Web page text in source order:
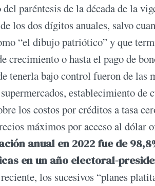
del paréntesis de la década de la
los dos dígitos anuales, salvo
“el dibujo patriótico” y que
crecimiento o hasta el pago de
tenerla bajo control fueron de las
establecimiento de
los costos por créditos a tasa
máximos por acceso al dólar
anual en 2022 fue de
en un año electoral-
los sucesivos “planes